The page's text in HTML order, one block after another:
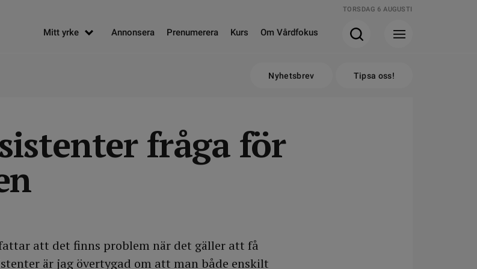
TORSDAG 6 AUGUSTI
Mitt yrke Annonsera Prenumerera Kurs Om Vårdfokus
Nyhetsbrev Tipsa oss!
fråga för
att det finns problem när det gäller att få
är jag övertygad om att man både enskilt